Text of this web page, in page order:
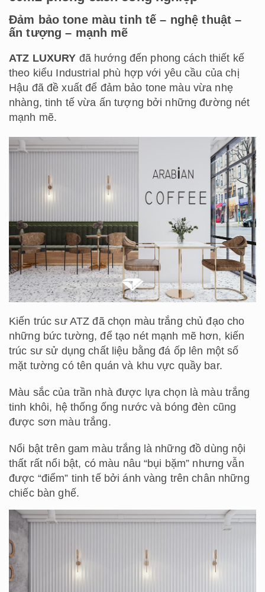
Đảm bảo tone màu tinh tế – nghệ thuật –
ấn tượng – mạnh mẽ
ATZ LUXURY đã hướng đến phong cách thiết kế
theo kiểu Industrial phù hợp với yêu cầu của chị
Hậu đã đề xuất để đảm bảo tone màu vừa nhẹ
nhàng, tinh tế vừa ấn tượng bởi những đường nét
mạnh mẽ.
Kiến trúc sư ATZ đã chọn màu trắng chủ đạo cho
những bức tường, để tạo nét mạnh mẽ hơn, kiến
trúc sư sử dụng chất liệu bằng đá ốp lên một số
mặt tường có tên quán và khu vực quầy bar.
Màu sắc của trần nhà được lựa chọn là màu trắng
tinh khôi, hệ thống ống nước và bóng đèn cũng
được sơn màu trắng.
Nổi bật trên gam màu trắng là những đồ dùng nội
thất rất nổi bật, có màu nâu “bụi bặm” nhưng vẫn
được “điểm” tinh tế bởi ánh vàng trên chân những
chiếc bàn ghế.